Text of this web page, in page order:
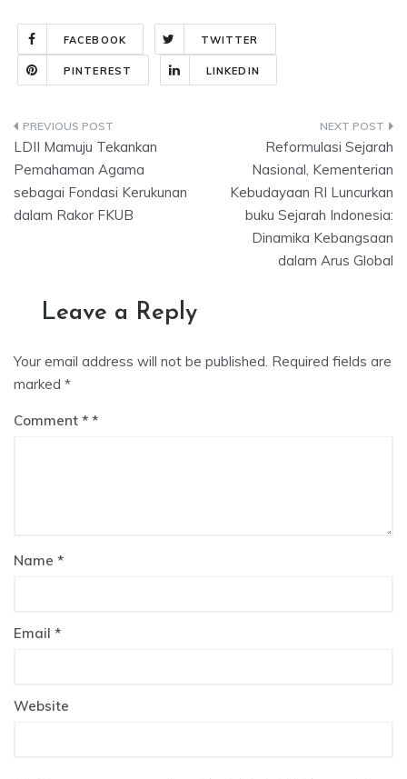
FACEBOOK TWITTER
PINTEREST LINKEDIN
Post
navigation
LDII Mamuju Tekankan
Pemahaman Agama
sebagai Fondasi Kerukunan
dalam Rakor FKUB
Reformulasi Sejarah
Nasional, Kementerian
Kebudayaan RI Luncurkan
buku Sejarah Indonesia:
Dinamika Kebangsaan
dalam Arus Global
Leave a Reply
Your email address will not be published. Required fields are
marked *
Comment *
Name *
Email *
Website